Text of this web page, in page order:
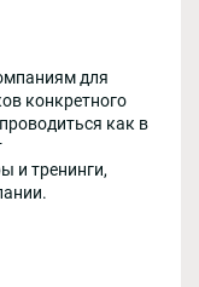
для
конкретного
как в
и тренинги,